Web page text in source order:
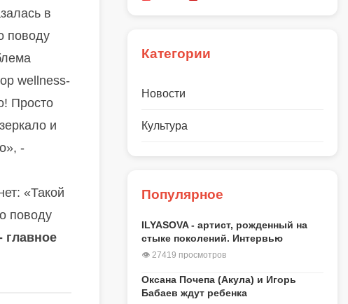
в
поводу
wellness-
Просто
и
-
«Такой
поводу
главное
Категории
Новости
Культура
Популярное
ILYASOVA - артист, рожденный на
стыке поколений. Интервью
👁 27419 просмотров
Оксана Почепа (Акула) и Игорь
Бабаев ждут ребенка